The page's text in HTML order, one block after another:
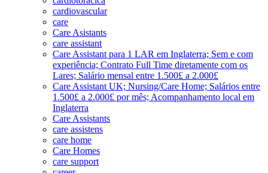
cardiovascular
care
Care Asistants
care assistant
Care Assistant para 1 LAR em Inglaterra; Sem e com
experiência; Contrato Full Time diretamente com os
Lares; Salário mensal entre 1.500£ a 2.000£
Care Assistant UK; Nursing/Care Home; Salários entre
1.500£ a 2.000£ por mês; Acompanhamento local em
Inglaterra
Care Assistants
care assistens
care home
Care Homes
care support